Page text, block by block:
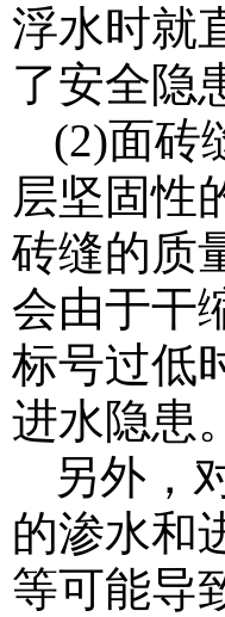
浮水时就
了安全隐
(2)面砖
层坚固性
砖缝的质
会由于干
标号过低
进水隐患。
另外，
的渗水和
等可能导